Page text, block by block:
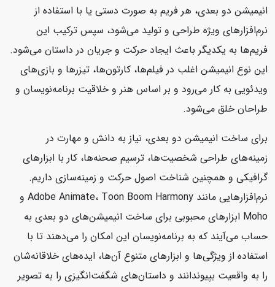
انیمیشن دو بعدی، هر فریم به صورت دستی یا با استفاده از
نرم‌افزارهای ویژه طراحی و تولید می‌شود، سپس ترکیب این
فریم‌ها به یکدیگر باعث ایجاد حرکت و جریان در داستان می‌شود.
این نوع انیمیشن اغلب در فیلم‌ها، کارتون‌ها، تیزرها و بازی‌های
ویدئویی به کار می‌رود و بر اساس هنر و خلاقیت برنامه‌نویسان و
طراحان خلق می‌شود.
برای ساخت انیمیشن دو بعدی، نیاز به دانش و مهارت در
زمینه‌های طراحی شخصیت‌ها، ترسیم صحنه‌ها، کار با ابزارهای
گرافیکی و همچنین شناخت اصول حرکت و زمینه‌سازی داریم.
نرم‌افزارهایی مانند Adobe Animate، Toon Boom Harmony و
Moho ابزارهای محبوبی برای ساخت انیمیشن‌های دو بعدی به
حساب می‌آیند که به برنامه‌نویسان این امکان را می‌دهند تا با
استفاده از ویژگی‌ها و ابزارهای متنوع آن‌ها، ایده‌های خلاقانه‌شان
را به واقعیت بپیوندانند و داستان‌های شگفت‌انگیزی را به تصویر